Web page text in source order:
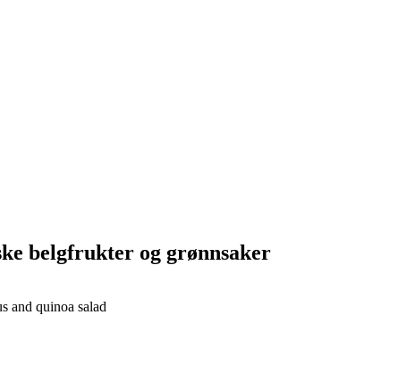
belgfrukter og grønnsaker